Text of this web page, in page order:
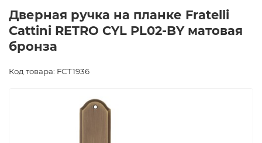
Дверная ручка на планке Fratelli
Cattini RETRO CYL PL02-BY матовая
бронза
Код товара: FCT1936